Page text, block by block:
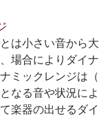
は小さい音から
場合によりダイ
ミックレンジは
なる音や状況に
楽器の出せるダ